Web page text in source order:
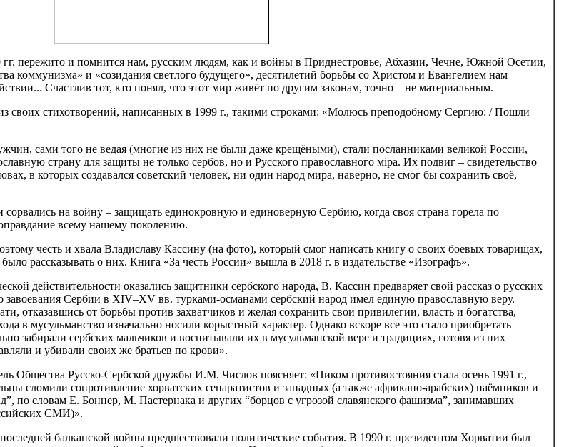
пережито и помнится нам, русским людям, как и войны в Приднестровье, Абхазии, Чечне, Южной Осетии,
коммунизма» и «созидания светлого будущего», десятилетий борьбы со Христом и Евангелием нам
Счастлив тот, кто понял, что этот мир живёт по другим законам, точно – не материальным.
своих стихотворений, написанных в 1999 г., такими строками: «Молюсь преподобному Сергию: / Пошли
сами того не ведая (многие из них не были даже крещёными), стали посланниками великой России,
страну для защиты не только сербов, но и Русского православного мiра. Их подвиг – свидетельство
в которых создавался советский человек, ни один народ мира, наверно, не смог бы сохранить своё,
сорвались на войну – защищать единокровную и единоверную Сербию, когда своя страна горела по
всему нашему поколению.
честь и хвала Владиславу Кассину (на фото), который смог написать книгу о своих боевых товарищах,
рассказывать о них. Книга «За честь России» вышла в 2018 г. в издательстве «Изографъ».
действительности оказались защитники сербского народа, В. Кассин предваряет свой рассказ о русских
завоевания Сербии в XIV–XV вв. турками-османами сербский народ имел единую православную веру.
отказавшись от борьбы против захватчиков и желая сохранить свои привилегии, власть и богатства,
в мусульманство изначально носили корыстный характер. Однако вскоре все это стало приобретать
забирали сербских мальчиков и воспитывали их в мусульманской вере и традициях, готовя из них
и убивали своих же братьев по крови».
Общества Русско-Сербской дружбы И.М. Числов поясняет: «Пиком противостояния стала осень 1991 г.,
сломили сопротивление хорватских сепаратистов и западных (а также африкано-арабских) наёмников и
по словам Е. Боннер, М. Пастернака и других “борцов с угрозой славянского фашизма”, занимавших
СМИ)».
балканской войны предшествовали политические события. В 1990 г. президентом Хорватии был